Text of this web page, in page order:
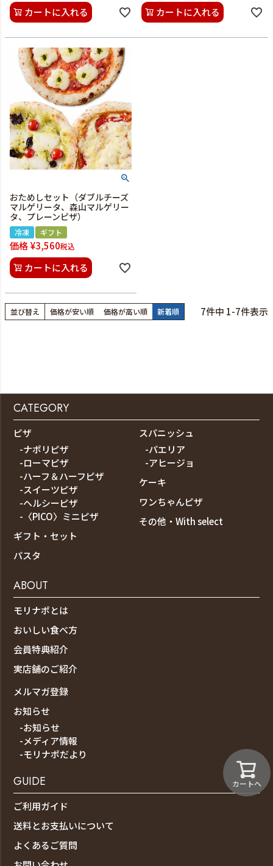
カートに入れる カートに入れる
おためしセット（ダブルチーズ
マルゲリータ、森山マルゲリー
タ、プレーンピザ）
冷凍 ギフト
価格¥3,560税込
カートに入れる
並び替え 価格が安い順 価格が高い順 新着順 7件中 1-7件表示
カートへ
CATEGORY
ピザ
-ナポリピザ
-ローマピザ
-ハーフ＆ハーフピザ
-スイーツピザ
-ヘルシーピザ
-〈PICO〉ミニピザ
ギフト・セット
パスタ
スパニッシュ
-パエリア
-アヒージョ
ケーキ
ワンちゃんピザ
その他・With select
ABOUT
モリナポとは
おいしい食べ方
会員特典紹介
実店舗のご紹介
メルマガ登録
お知らせ
-お知らせ
-メディア情報
-モリナポだより
GUIDE
ご利用ガイド
送料とお支払いについて
よくあるご質問